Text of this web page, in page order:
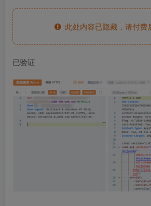
此处内容已隐藏，请付费
已验证